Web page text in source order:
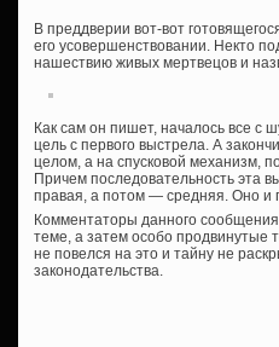
В преддверии вот-вот
его усовершенствовании. Некто
нашествию живых мертвецов и
Как сам он пишет, началось все с
цель с первого выстрела. А
целом, а на спусковой механизм,
Причем последовательность эта
правая, а потом — средняя. Оно и
Комментаторы данного
теме, а затем особо продвинутые
не повелся на это и тайну не
законодательства.